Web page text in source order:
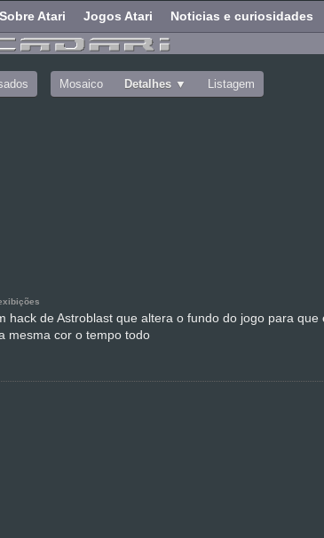
Sobre Atari Jogos Atari Noticias e curiosidades
Mosaico Detalhes Listagem
hack de Astroblast que altera o fundo do jogo para que
mesma cor o tempo todo